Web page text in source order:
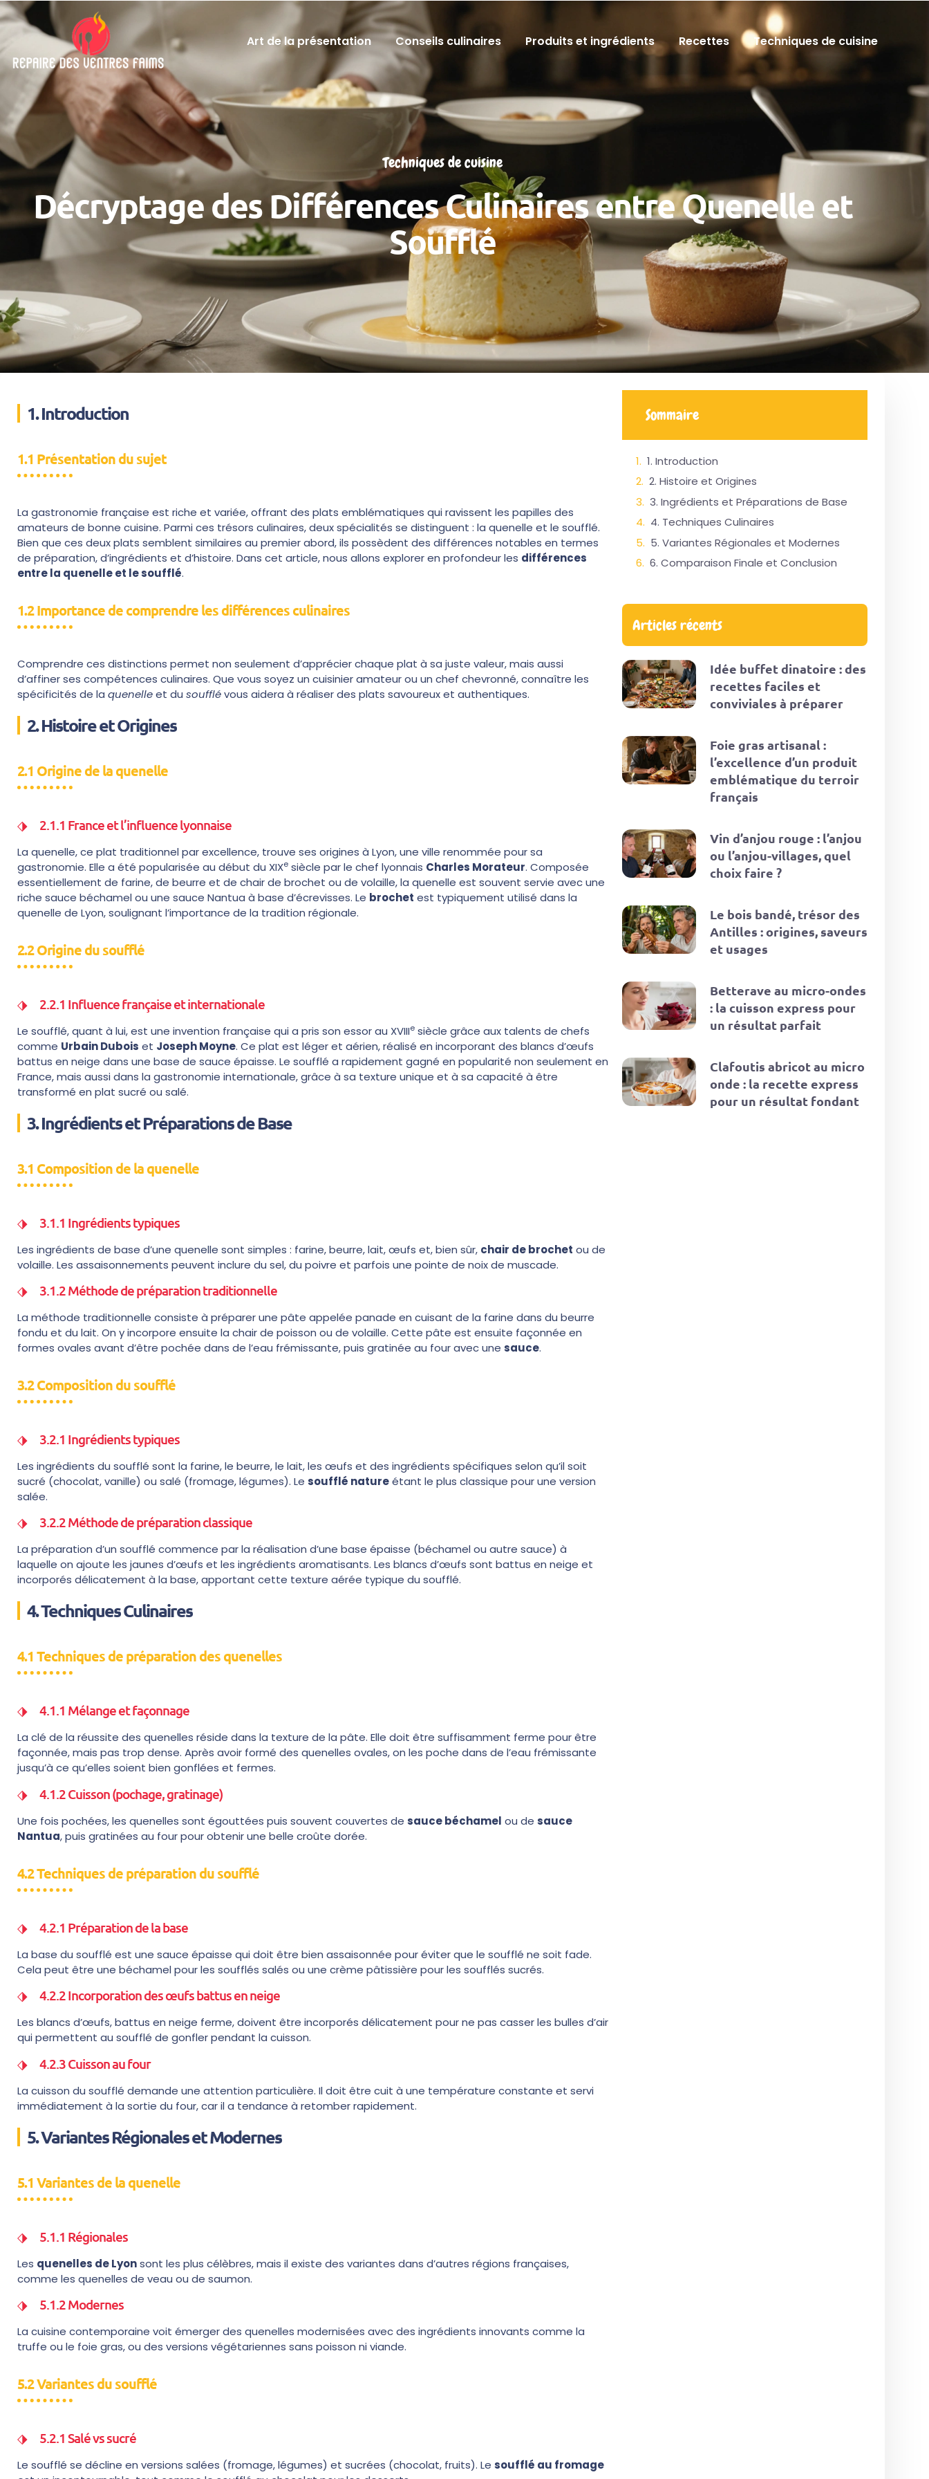
Art de la présentation Conseils culinaires Produits et ingrédients Recettes Techniques de cuisine
Techniques de cuisine
Décryptage des Différences Culinaires entre Quenelle et
Soufflé
1. Introduction
1.1 Présentation du sujet
La gastronomie française est riche et variée, offrant des plats emblématiques qui ravissent les papilles des
amateurs de bonne cuisine. Parmi ces trésors culinaires, deux spécialités se distinguent : la quenelle et le soufflé.
Bien que ces deux plats semblent similaires au premier abord, ils possèdent des différences notables en termes
de préparation, d’ingrédients et d’histoire. Dans cet article, nous allons explorer en profondeur les différences
entre la quenelle et le soufflé.
1.2 Importance de comprendre les différences culinaires
Comprendre ces distinctions permet non seulement d’apprécier chaque plat à sa juste valeur, mais aussi
d’affiner ses compétences culinaires. Que vous soyez un cuisinier amateur ou un chef chevronné, connaître les
spécificités de la quenelleet du soufflévous aidera à réaliser des plats savoureux et authentiques.
2. Histoire et Origines
2.1 Origine de la quenelle
2.1.1 France et l’influence lyonnaise
La quenelle, ce plat traditionnel par excellence, trouve ses origines à Lyon, une ville renommée pour sa
gastronomie. Elle a été popularisée au début du XIXe siècle par le chef lyonnais Charles Morateur. Composée
essentiellement de farine, de beurre et de chair de brochet ou de volaille, la quenelle est souvent servie avec une
riche sauce béchamel ou une sauce Nantua à base d’écrevisses. Le brochet est typiquement utilisé dans la
quenelle de Lyon, soulignant l’importance de la tradition régionale.
2.2 Origine du soufflé
2.2.1 Influence française et internationale
Le soufflé, quant à lui, est une invention française qui a pris son essor au XVIIIe siècle grâce aux talents de chefs
comme Urbain Dubois et Joseph Moyne. Ce plat est léger et aérien, réalisé en incorporant des blancs d’œufs
battus en neige dans une base de sauce épaisse. Le soufflé a rapidement gagné en popularité non seulement en
France, mais aussi dans la gastronomie internationale, grâce à sa texture unique et à sa capacité à être
transformé en plat sucré ou salé.
3. Ingrédients et Préparations de Base
3.1 Composition de la quenelle
3.1.1 Ingrédients typiques
Les ingrédients de base d’une quenelle sont simples : farine, beurre, lait, œufs et, bien sûr, chair de brochet ou de
volaille. Les assaisonnements peuvent inclure du sel, du poivre et parfois une pointe de noix de muscade.
3.1.2 Méthode de préparation traditionnelle
La méthode traditionnelle consiste à préparer une pâte appelée panade en cuisant de la farine dans du beurre
fondu et du lait. On y incorpore ensuite la chair de poisson ou de volaille. Cette pâte est ensuite façonnée en
formes ovales avant d’être pochée dans de l’eau frémissante, puis gratinée au four avec une sauce.
3.2 Composition du soufflé
3.2.1 Ingrédients typiques
Les ingrédients du soufflé sont la farine, le beurre, le lait, les œufs et des ingrédients spécifiques selon qu’il soit
sucré (chocolat, vanille) ou salé (fromage, légumes). Le soufflé natureétant le plus classique pour une version
salée.
3.2.2 Méthode de préparation classique
La préparation d’un soufflé commence par la réalisation d’une base épaisse (béchamel ou autre sauce) à
laquelle on ajoute les jaunes d’œufs et les ingrédients aromatisants. Les blancs d’œufs sont battus en neige et
incorporés délicatement à la base, apportant cette texture aérée typique du soufflé.
4. Techniques Culinaires
4.1 Techniques de préparation des quenelles
4.1.1 Mélange et façonnage
La clé de la réussite des quenelles réside dans la texture de la pâte. Elle doit être suffisamment ferme pour être
façonnée, mais pas trop dense. Après avoir formé des quenelles ovales, on les poche dans de l’eau frémissante
jusqu’à ce qu’elles soient bien gonflées et fermes.
4.1.2 Cuisson (pochage, gratinage)
Une fois pochées, les quenelles sont égouttées puis souvent couvertes de sauce béchamel ou de sauce
Nantua, puis gratinées au four pour obtenir une belle croûte dorée.
4.2 Techniques de préparation du soufflé
4.2.1 Préparation de la base
La base du soufflé est une sauce épaisse qui doit être bien assaisonnée pour éviter que le soufflé ne soit fade.
Cela peut être une béchamel pour les soufflés salés ou une crème pâtissière pour les soufflés sucrés.
4.2.2 Incorporation des œufs battus en neige
Les blancs d’œufs, battus en neige ferme, doivent être incorporés délicatement pour ne pas casser les bulles d’air
qui permettent au soufflé de gonfler pendant la cuisson.
4.2.3 Cuisson au four
La cuisson du soufflé demande une attention particulière. Il doit être cuit à une température constante et servi
immédiatement à la sortie du four, car il a tendance à retomber rapidement.
5. Variantes Régionales et Modernes
5.1 Variantes de la quenelle
5.1.1 Régionales
Les quenelles de Lyonsont les plus célèbres, mais il existe des variantes dans d’autres régions françaises,
comme les quenelles de veau ou de saumon.
5.1.2 Modernes
La cuisine contemporaine voit émerger des quenelles modernisées avec des ingrédients innovants comme la
truffe ou le foie gras, ou des versions végétariennes sans poisson ni viande.
5.2 Variantes du soufflé
5.2.1 Salé vs sucré
Le soufflé se décline en versions salées (fromage, légumes) et sucrées (chocolat, fruits). Le soufflé au fromage
Sommaire
1. Introduction
2. Histoire et Origines
3. Ingrédients et Préparations de Base
4. Techniques Culinaires
5. Variantes Régionales et Modernes
6. Comparaison Finale et Conclusion
Articles récents
Idée buffet dinatoire : des
recettes faciles et
conviviales à préparer
Foie gras artisanal :
l’excellence d’un produit
emblématique du terroir
français
Vin d’anjou rouge : l’anjou
ou l’anjou-villages, quel
choix faire ?
Le bois bandé, trésor des
Antilles : origines, saveurs
et usages
Betterave au micro-ondes
: la cuisson express pour
un résultat parfait
Clafoutis abricot au micro
onde : la recette express
pour un résultat fondant